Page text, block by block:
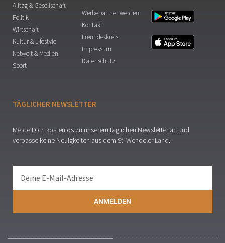
Alltag & Gesellschaft
Politik
Wirtschaft
Kultur & Lifestyle
Netwelt & Medien
Sport
Werbepartner werden
Kontakt
Freundeskreis
Impressum
Datenschutz
TÄGLICHER NEWSLETTER
Melde Dich kostenlos zu unserem täglichen Newsletter an und
verpasse keine Neuigkeiten aus dem St. Wendeler Land.
ANMELDEN